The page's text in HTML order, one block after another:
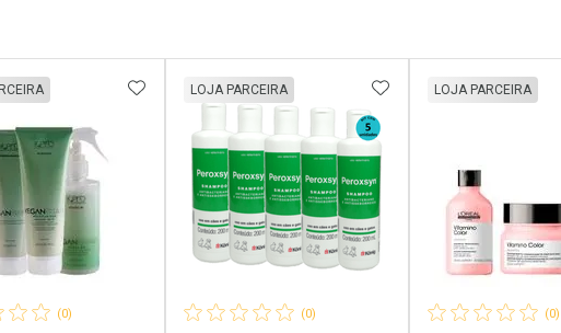
FAVORITOS
(0)
ADICIONAR AOS FAVORITOS
(0)
LOJA PARCEIRA ADICIONAR AOS
(0)
LOJA PARCEIRA